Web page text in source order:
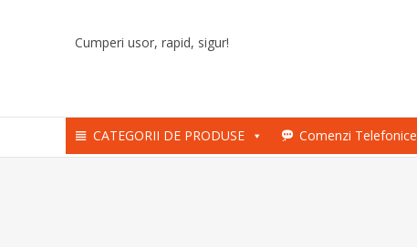
Cumperi usor, rapid, sigur!
CATEGORII DE PRODUSE Comenzi Telefonice